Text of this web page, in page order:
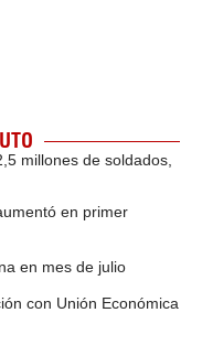
millones de soldados,
en primer
en mes de julio
con Unión Económica